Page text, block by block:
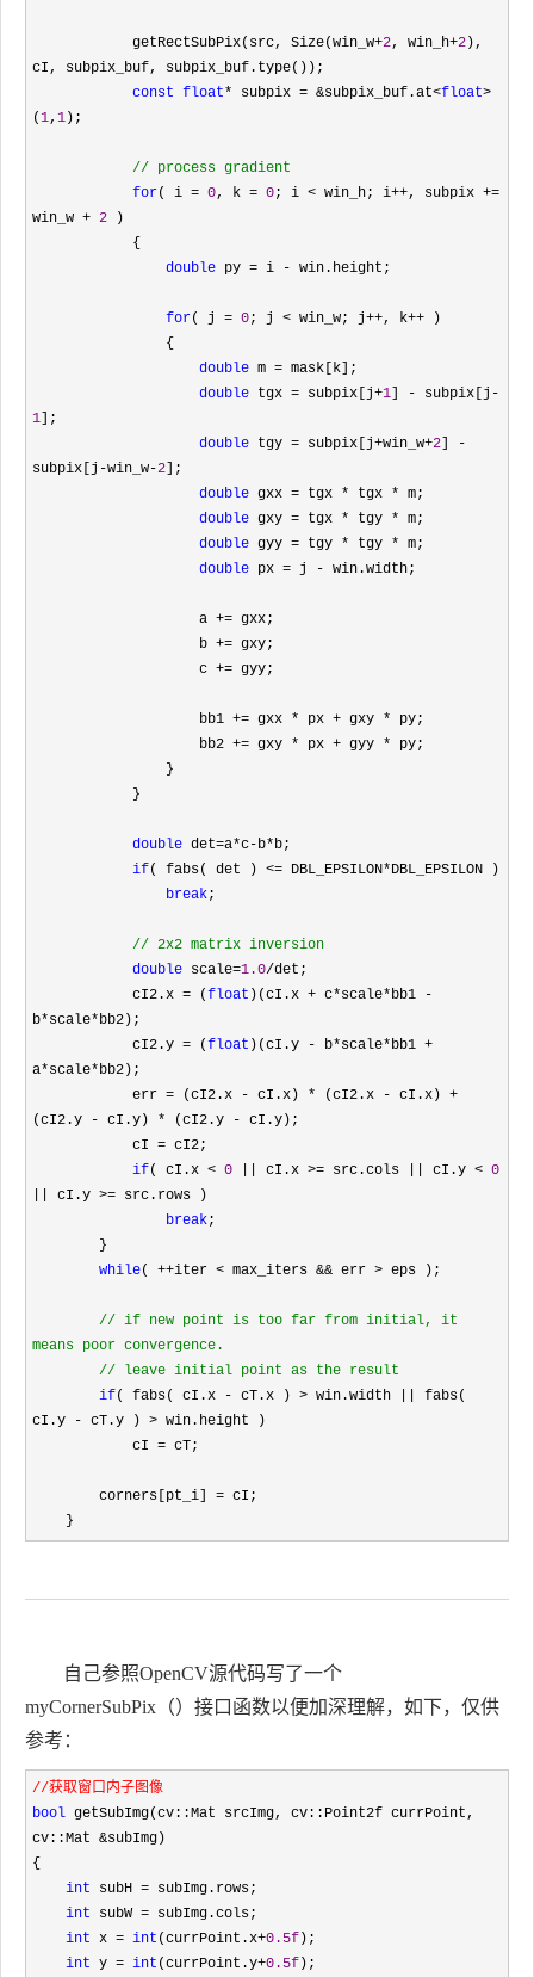
            getRectSubPix(src, Size(win_w
+2, win_h+2 ),
cI, subpix_buf, subpix_buf.type());
const float* subpix = &subpix_buf.at<float>
(1, 1 );
// process gradient
for( i = 0, k = 0; i < win_h; i++, subpix +=
win_w + 2 )
double py = i - win.height;
for( j = 0; j < win_w; j++, k++ )
double m = mask[k];
double tgx = subpix[j+1 ] - subpix[j-
1 ];
double tgy = subpix[j+win_w+2 ] -
subpix[j-win_w-2 ];
double gxx = tgx * tgx * m;
double gxy = tgx * tgy * m;
double gyy = tgy * tgy * m;
double px = j - win.width;
                    a
+= gxx;
                    b
+= gxy;
                    c
+= gyy;
                    bb1
+= gxx * px + gxy * py;
                    bb2
+= gxy * px + gyy * py;
double det=a*c-b*b;
if( fabs( det ) <= DBL_EPSILON*DBL_EPSILON )
break;
// 2x2 matrix inversion
double scale=1.0/det;
            cI2.x
= (float )(cI.x + c*scale*bb1 -
b*scale*bb2);
            cI2.y
= (float )(cI.y - b*scale*bb1 +
a*scale*bb2);
            err
= (cI2.x - cI.x) * (cI2.x - cI.x) +
(cI2.y - cI.y) * (cI2.y - cI.y);
            cI
= cI2;
if( cI.x < 0 || cI.x >= src.cols || cI.y < 0
|| cI.y >= src.rows )
break;
while( ++iter < max_iters && err > eps );
// if new point is too far from initial, it
means poor convergence.
// leave initial point as the result
if( fabs( cI.x - cT.x ) > win.width || fabs(
cI.y - cT.y ) > win.height )
            cI
= cT;
        corners[pt_i]
= cI;
    }
自己参照OpenCV源代码写了一个
myCornerSubPix（）接口函数以便加深理解，如下，仅供
参考：
//获取窗口内子图像
bool getSubImg(cv::Mat srcImg, cv::Point2f currPoint,
cv::Mat &subImg)
{
int subH = subImg.rows;
int subW = subImg.cols;
int x = int (currPoint.x+0.5f );
int y = int (currPoint.y+0.5f );